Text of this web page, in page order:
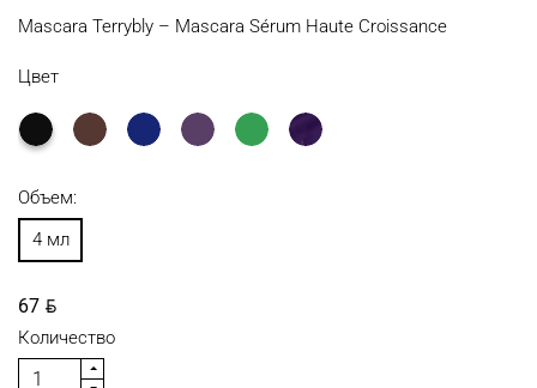
Mascara Terrybly – Mascara Sérum Haute Croissance
Цвет
Объем:
4 мл
67 BYN
Количество